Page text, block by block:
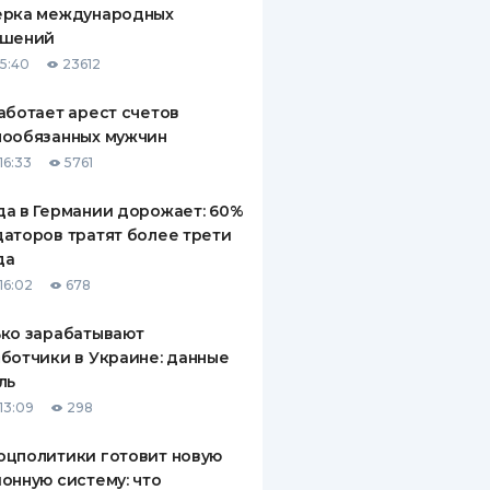
ПО
КОМПАНИИ
международных
23612
арест счетов
мужчин
5761
в Германии дорожает: 60%
тратят более трети
678
зарабатывают
в Украине: данные
298
готовит новую
систему: что